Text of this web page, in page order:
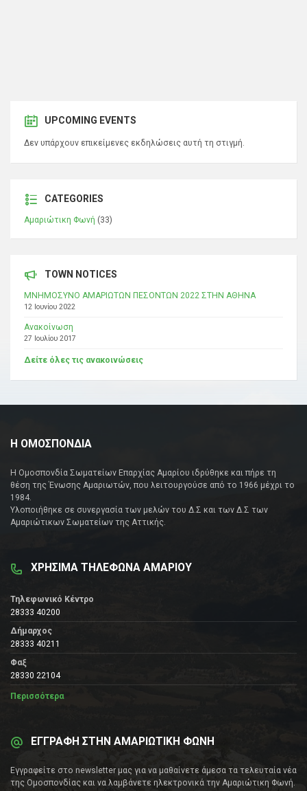
UPCOMING EVENTS
Δεν υπάρχουν επικείμενες εκδηλώσεις αυτή τη στιγμή.
CATEGORIES
Αμαριώτικη Φωνή (33)
TOWN NOTICES
ΜΝΗΜΟΣΥΝΟ ΑΜΑΡΙΩΤΩΝ ΠΕΣΟΝΤΩΝ 2022 ΣΤΗΝ ΑΘΗΝΑ
12 Ιουνίου 2022
Ανακοίνωση
27 Ιουλίου 2017
Δείτε όλες τις ανακοινώσεις
Η ΟΜΟΣΠΟΝΔΙΑ
Η Ομοσπονδία Σωματείων Επαρχίας Αμαρίου ιδρύθηκε και πήρε τη
θέση της Ένωσης Αμαριωτών, που λειτουργούσε από το 1966 μέχρι το
1984.
Υλοποιήθηκε σε συνεργασία των μελών του Δ.Σ και των Δ.Σ των
Αμαριώτικων Σωματείων της Αττικής.
ΧΡΗΣΙΜΑ ΤΗΛΕΦΩΝΑ ΑΜΑΡΙΟΥ
Τηλεφωνικό Κέντρο
28333 40200
Δήμαρχος
28333 40211
Φαξ
28330 22104
Περισσότερα
ΕΓΓΡΑΦΗ ΣΤΗΝ ΑΜΑΡΙΩΤΙΚΗ ΦΩΝΗ
Εγγραφείτε στο newsletter μας για να μαθαίνετε άμεσα τα τελευταία νέα
της Ομοσπονδίας και να λαμβάνετε ηλεκτρονικά την Αμαριώτικη Φωνή.